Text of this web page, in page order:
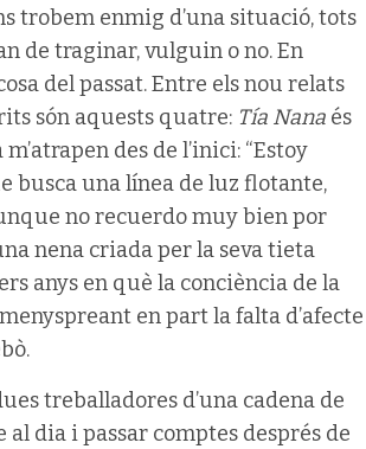
trobem enmig d’una situació, tots
de traginar, vulguin o no. En
del passat. Entre els nou relats
són aquests quatre: Tía Nana és
des de l’inici: “Estoy
busca una línea de luz flotante,
no recuerdo muy bien por
nena criada per la seva tieta
anys en què la conciència de la
en part la falta d’afecte
treballadores d’una cadena de
dia i passar comptes després de